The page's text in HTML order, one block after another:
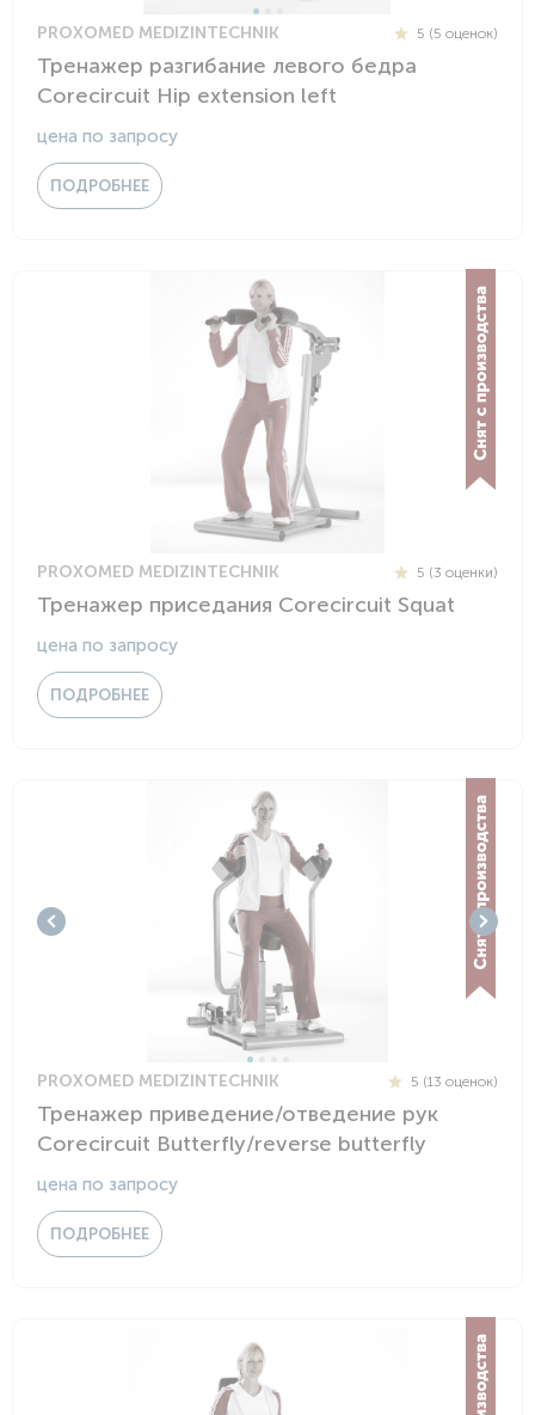
PROXOMED MEDIZINTECHNIK 5 (5 оценок)
Тренажер разгибание левого бедра
Corecircuit Hip extension left
цена по запросу
ПОДРОБНЕЕ
PROXOMED MEDIZINTECHNIK 5 (3 оценки)
Тренажер приседания Corecircuit Squat
цена по запросу
ПОДРОБНЕЕ
PROXOMED MEDIZINTECHNIK 5 (13 оценок)
Тренажер приведение/отведение рук
Corecircuit Butterfly/reverse butterfly
цена по запросу
ПОДРОБНЕЕ